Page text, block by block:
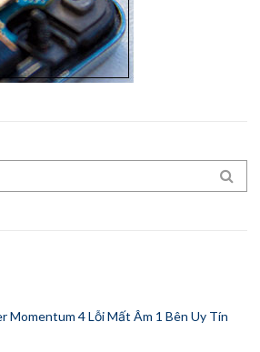
Momentum 4 Lỗi Mất Âm 1 Bên Uy Tín